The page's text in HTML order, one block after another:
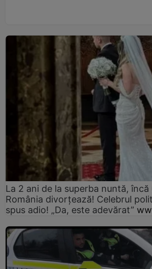
La 2 ani de la superba nuntă,
România divorțează! Celebrul
spus adio! „Da, este adevărat”